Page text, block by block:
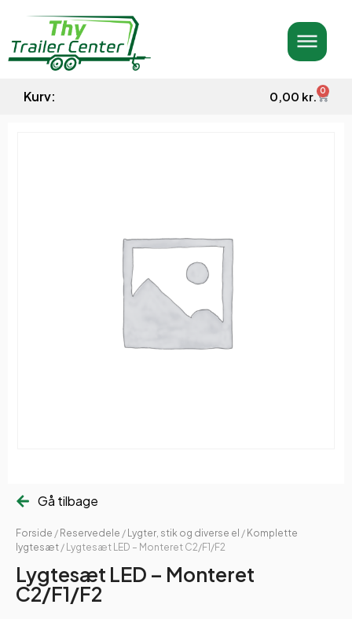
Kurv: 0,00 kr. 0
Gå tilbage
Forside / Reservedele / Lygter, stik og diverse el / Komplette
lygtesæt / Lygtesæt LED – Monteret C2/F1/F2
Lygtesæt LED – Monteret
C2/F1/F2